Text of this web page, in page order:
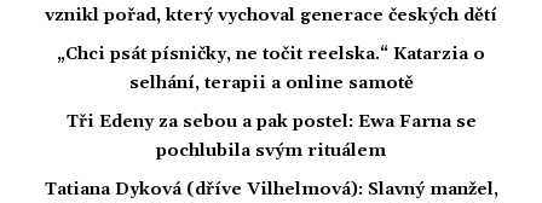
vznikl pořad, který vychoval generace českých dětí
„Chci psát písničky, ne točit reelska.“ Katarzia o
selhání, terapii a online samotě
Tři Edeny za sebou a pak postel: Ewa Farna se
pochlubila svým rituálem
Tatiana Dyková (dříve Vilhelmová): Slavný manžel,